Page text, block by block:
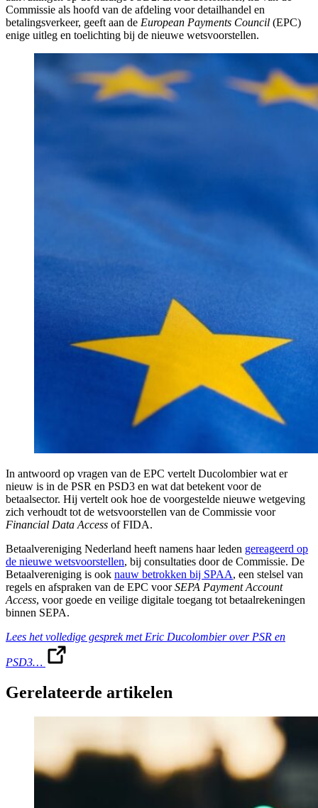
Commissie als hoofd van de afdeling voor detailhandel en
betalingsverkeer, geeft aan de European Payments Council (EPC)
enige uitleg en toelichting bij de nieuwe wetsvoorstellen.
In antwoord op vragen van de EPC vertelt Ducolombier wat er
nieuw is in de PSR en PSD3 en wat dat betekent voor de
betaalsector. Hij vertelt ook hoe de voorgestelde nieuwe wetgeving
zich verhoudt tot de wetsvoorstellen van de Commissie voor
Financial Data Access of FIDA.
Betaalvereniging Nederland heeft namens haar leden gereageerd op
de nieuwe wetsvoorstellen, bij consultaties door de Commissie. De
Betaalvereniging is ook nauw betrokken bij SPAA, een stelsel van
regels en afspraken van de EPC voorSEPA Payment Account
Access, voor goede en veilige digitale toegang tot betaalrekeningen
binnen SEPA.
Lees het volledige gesprek met Eric Ducolombier over PSR en
PSD3…
Gerelateerde artikelen